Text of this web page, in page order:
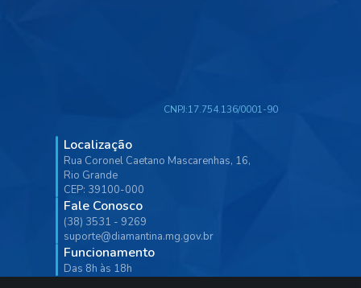
Localização
Rua Coronel Caetano Mascarenhas, 16,
Rio Grande
CEP: 39100-000
Fale Conosco
(38) 3531 - 9269
suporte@diamantina.mg.gov.br
Funcionamento
Das 8h às 18h
CNPJ:17.754.136/0001-90